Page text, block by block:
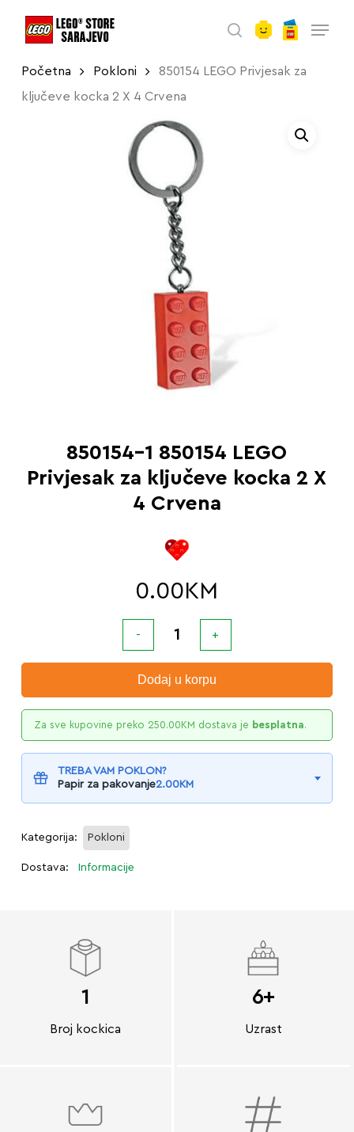
search
Početna Pokloni 850154 LEGO Privjesak za
ključeve kocka 2 X 4 Crvena
850154-1 850154 LEGO
Privjesak za ključeve kocka 2 X
4 Crvena
0.00 KM
Dodaj u korpu
Za sve kupovine preko 250.00 KM dostava je besplatna.
TREBA VAM POKLON?
Papir za pakovanje2.00KM
Kategorija: Pokloni
Dostava: Informacije
1
Broj kockica
6+
Uzrast